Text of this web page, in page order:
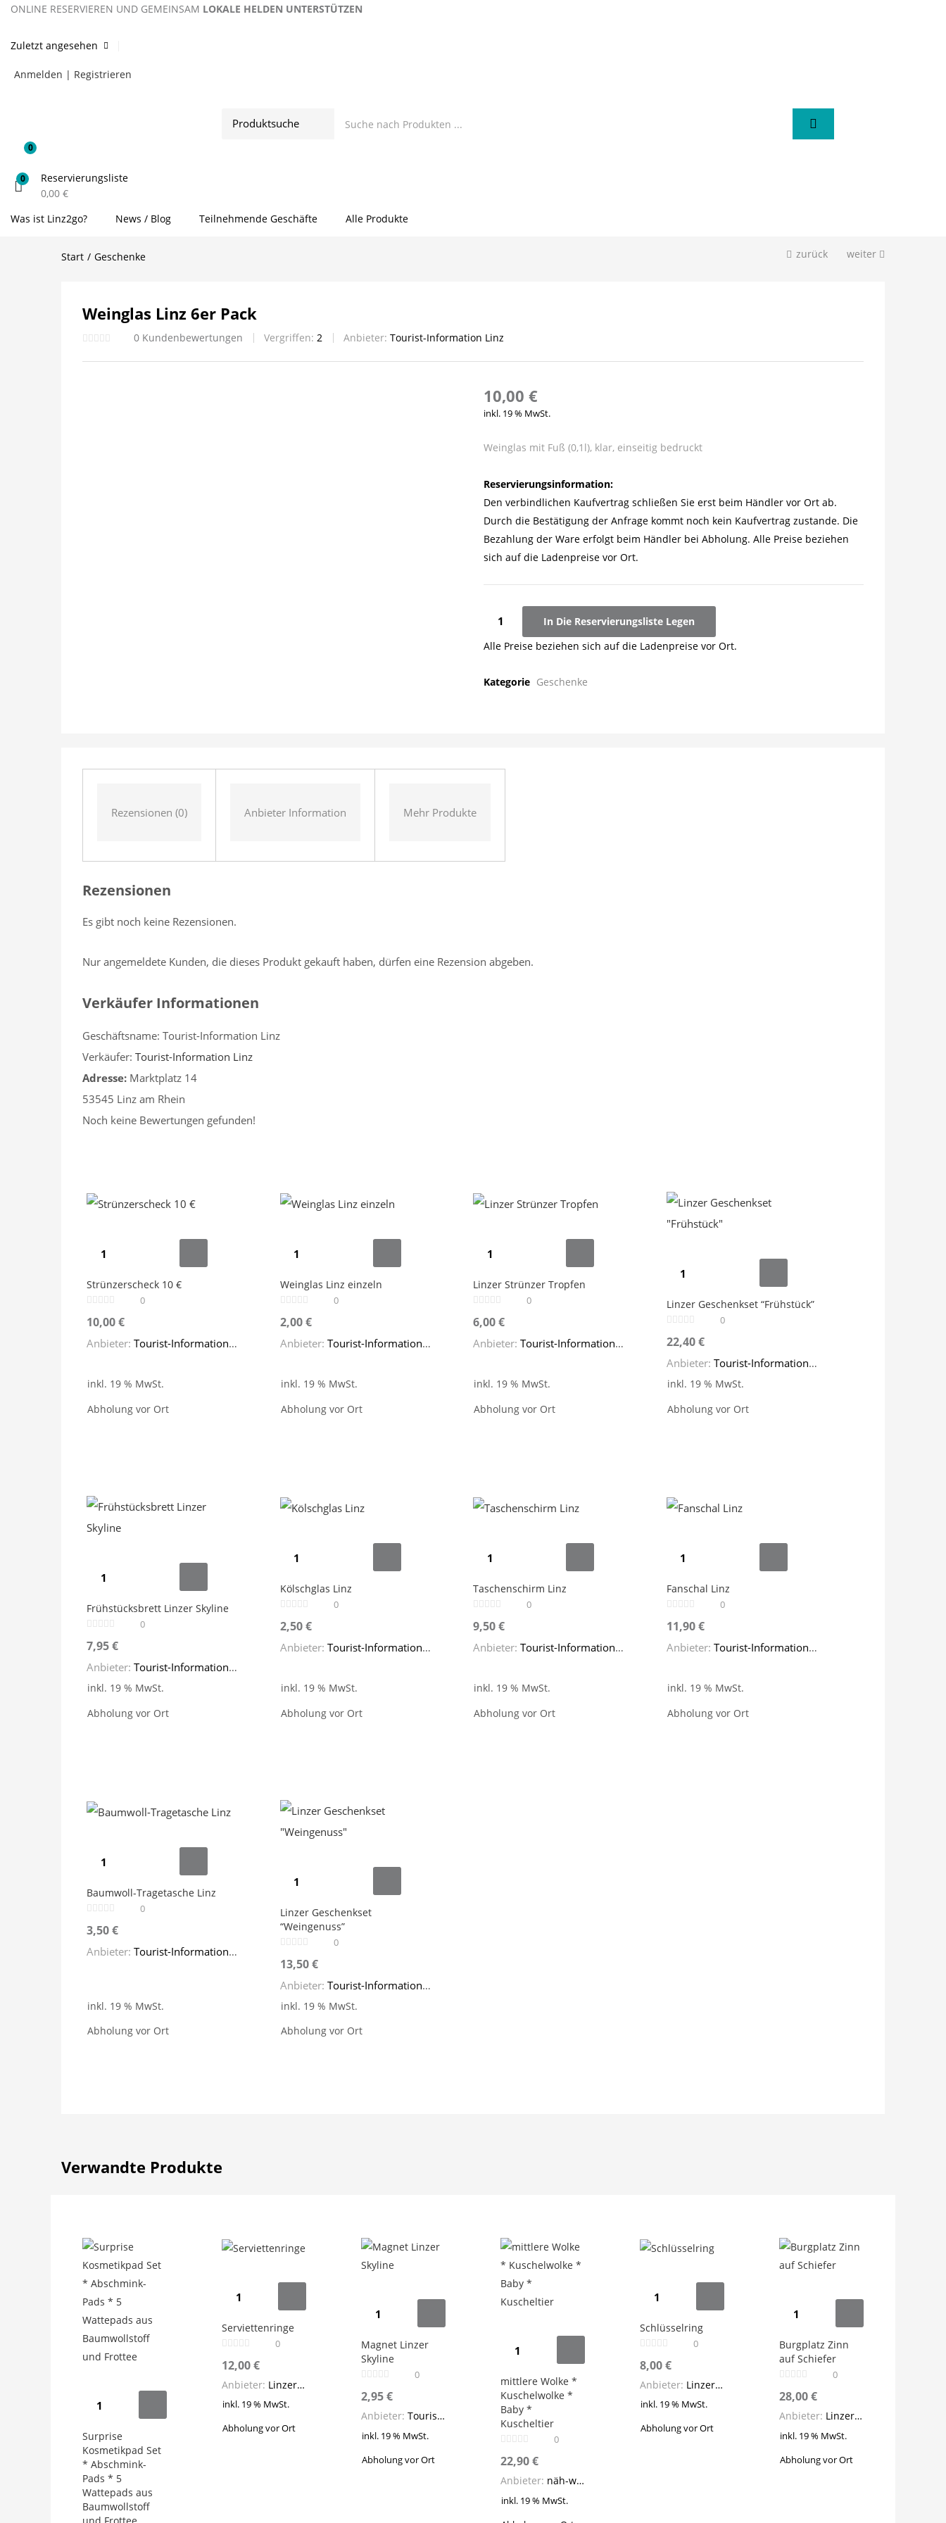
ONLINE RESERVIEREN UND GEMEINSAM LOKALE HELDEN UNTERSTÜTZEN
Zuletzt angesehen
Anmelden | Registrieren
0
0
Reservierungsliste
0,00 €
Was ist Linz2go?
News / Blog Teilnehmende Geschäfte Alle Produkte
Start Geschenke zurück weiter
Weinglas Linz 6er Pack
0 Kundenbewertungen Vergriffen: 2 Anbieter: Tourist-Information Linz
10,00 €
inkl. 19 % MwSt.
Weinglas mit Fuß (0,1l), klar, einseitig bedruckt
Reservierungsinformation:
Den verbindlichen Kaufvertrag schließen Sie erst beim Händler vor Ort ab.
Durch die Bestätigung der Anfrage kommt noch kein Kaufvertrag zustande. Die
Bezahlung der Ware erfolgt beim Händler bei Abholung. Alle Preise beziehen
sich auf die Ladenpreise vor Ort.
Weinglas
6er
Menge
In Die Reservierungsliste Legen
Alle Preise beziehen sich auf die Ladenpreise vor Ort.
Kategorie Geschenke
Rezensionen (0) Anbieter Information Mehr Produkte
Rezensionen
Es gibt noch keine Rezensionen.
Nur angemeldete Kunden, die dieses Produkt gekauft haben, dürfen eine Rezension abgeben.
Verkäufer Informationen
Geschäftsname: Tourist-Information Linz
Verkäufer: Tourist-Information Linz
Adresse: Marktplatz 14
53545 Linz am Rhein
Noch keine Bewertungen gefunden!
Strünzerscheck
€
Strünzerscheck 10 €
0
10,00€
Anbieter: Tourist-Information Linz
inkl. 19 % MwSt.
Abholung vor Ort
Weinglas
einzeln
Weinglas Linz einzeln
0
2,00€
Anbieter: Tourist-Information Linz
inkl. 19 % MwSt.
Abholung vor Ort
Linzer
Tropfen
Linzer Strünzer Tropfen
0
6,00€
Anbieter: Tourist-Information Linz
inkl. 19 % MwSt.
Abholung vor Ort
Linzer
"Frühstück"
Linzer Geschenkset “Frühstück”
0
22,40€
Anbieter: Tourist-Information Linz
inkl. 19 % MwSt.
Abholung vor Ort
Frühstücksbrett
Skyline
Frühstücksbrett Linzer Skyline
0
7,95€
Anbieter: Tourist-Information Linz
inkl. 19 % MwSt.
Abholung vor Ort
Kölschglas
Menge
Kölschglas Linz
0
2,50€
Anbieter: Tourist-Information Linz
inkl. 19 % MwSt.
Abholung vor Ort
Taschenschirm
Menge
Taschenschirm Linz
0
9,50€
Anbieter: Tourist-Information Linz
inkl. 19 % MwSt.
Abholung vor Ort
Fanschal
Menge
Fanschal Linz
0
11,90€
Anbieter: Tourist-Information Linz
inkl. 19 % MwSt.
Abholung vor Ort
Baumwoll-
Linz
Baumwoll-Tragetasche Linz
0
3,50€
Anbieter: Tourist-Information Linz
inkl. 19 % MwSt.
Abholung vor Ort
Linzer
"Weingenuss"
Linzer Geschenkset
“Weingenuss”
0
13,50€
Anbieter: Tourist-Information Linz
inkl. 19 % MwSt.
Abholung vor Ort
Verwandte Produkte
Surprise
Kosmetikpad
Set
*
Abschmink-
Pads
*
Surprise
Kosmetikpad Set
* Abschmink-
Pads * 5
Wattepads aus
Baumwollstoff
Serviettenringe
0
12,00€
Anbieter: Linzer Ansichten
inkl. 19 % MwSt.
Abholung vor Ort
Magnet
Skyline
Menge
Magnet Linzer
Skyline
0
2,95€
Anbieter: Tourist-Information Linz
inkl. 19 % MwSt.
Abholung vor Ort
mittlere
*
Kuschelwolke
*
*
mittlere Wolke *
Kuschelwolke *
Baby *
Kuscheltier
0
22,90€
Anbieter: näh-was
inkl. 19 % MwSt.
Schlüsselring
0
8,00€
Anbieter: Linzer Ansichten
inkl. 19 % MwSt.
Abholung vor Ort
Burgplatz
auf
Schiefer
Burgplatz Zinn
auf Schiefer
0
28,00€
Anbieter: Linzer Ansichten
inkl. 19 % MwSt.
Abholung vor Ort